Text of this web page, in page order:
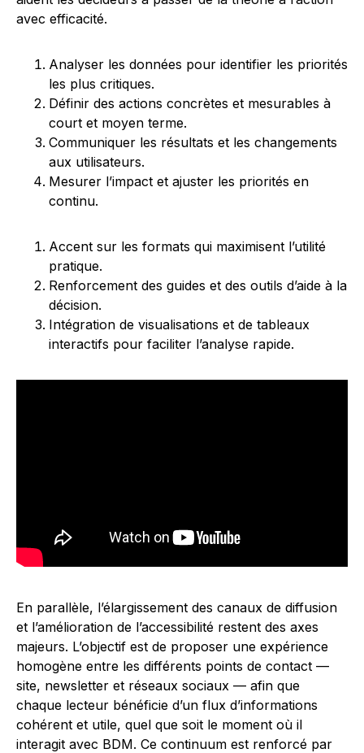
avec efficacité.
Analyser les données pour identifier les priorités
les plus critiques.
Définir des actions concrètes et mesurables à
court et moyen terme.
Communiquer les résultats et les changements
aux utilisateurs.
Mesurer l’impact et ajuster les priorités en
continu.
Accent sur les formats qui maximisent l’utilité
pratique.
Renforcement des guides et des outils d’aide à la
décision.
Intégration de visualisations et de tableaux
interactifs pour faciliter l’analyse rapide.
En parallèle, l’élargissement des canaux de diffusion
et l’amélioration de l’accessibilité restent des axes
majeurs. L’objectif est de proposer une expérience
homogène entre les différents points de contact —
site, newsletter et réseaux sociaux — afin que
chaque lecteur bénéficie d’un flux d’informations
cohérent et utile, quel que soit le moment où il
interagit avec BDM. Ce continuum est renforcé par